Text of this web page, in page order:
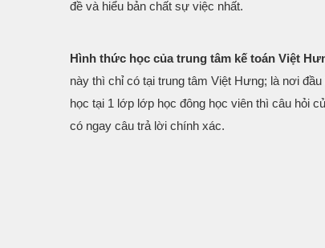
đề và hiểu bản chất sự việc nhất.
Hình thức học của trung tâm kế toán Việt
này thì chỉ có tại trung tâm Việt Hưng; là nơi
học tại 1 lớp lớp học đông học viên thì câu hỏi
có ngay câu trả lời chính xác.